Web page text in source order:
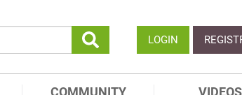
LOGIN
COMMUNITY VIDEOS